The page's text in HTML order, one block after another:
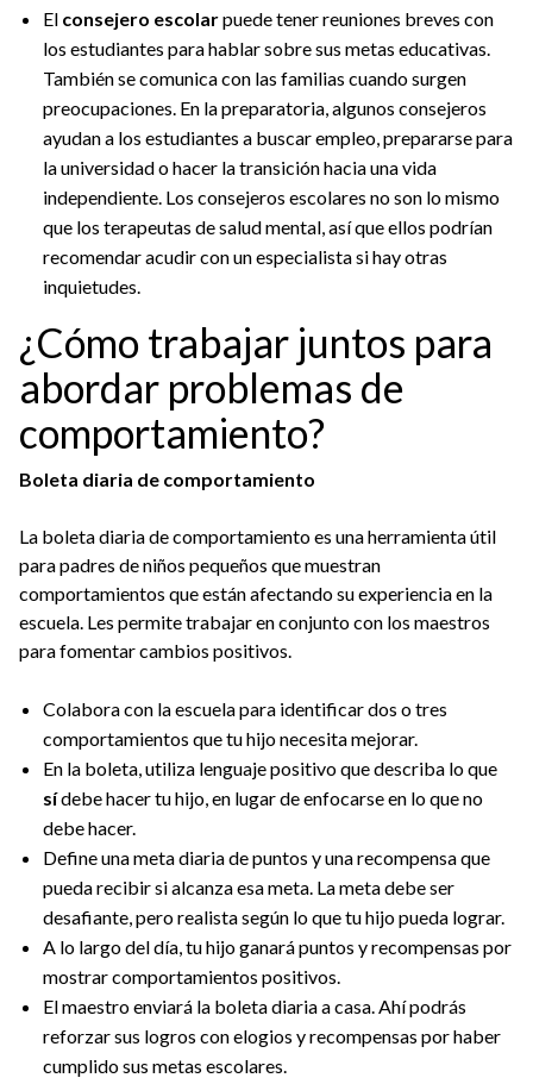
El consejero escolarpuede tener reuniones breves con
los estudiantes para hablar sobre sus metas educativas.
También se comunica con las familias cuando surgen
preocupaciones. En la preparatoria, algunos consejeros
ayudan a los estudiantes a buscar empleo, prepararse para
la universidad o hacer la transición hacia una vida
independiente. Los consejeros escolares no son lo mismo
que los terapeutas de salud mental, así que ellos podrían
recomendar acudir con un especialista si hay otras
inquietudes.
¿Cómo trabajar juntos para
abordar problemas de
comportamiento?
Boleta diaria de comportamiento
La boleta diaria de comportamiento es una herramienta útil
para padres de niños pequeños que muestran
comportamientos que están afectando su experiencia en la
escuela. Les permite trabajar en conjunto con los maestros
para fomentar cambios positivos.
Colabora con la escuela para identificar dos o tres
comportamientos que tu hijo necesita mejorar.
En la boleta, utiliza lenguaje positivo que describa lo que
sídebe hacer tu hijo, en lugar de enfocarse en lo que no
debe hacer.
Define una meta diaria de puntos y una recompensa que
pueda recibir si alcanza esa meta. La meta debe ser
desafiante, pero realista según lo que tu hijo pueda lograr.
A lo largo del día, tu hijo ganará puntos y recompensas por
mostrar comportamientos positivos.
El maestro enviará la boleta diaria a casa. Ahí podrás
reforzar sus logros con elogios y recompensas por haber
cumplido sus metas escolares.